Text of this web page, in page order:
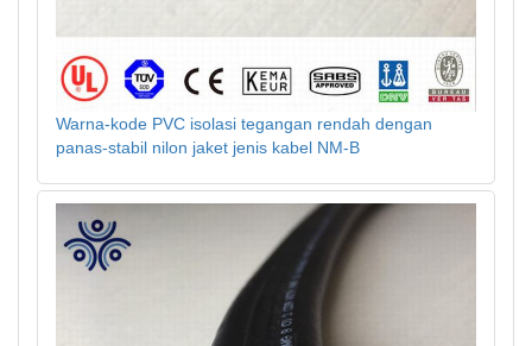
Warna-kode PVC isolasi tegangan rendah dengan
panas-stabil nilon jaket jenis kabel NM-B